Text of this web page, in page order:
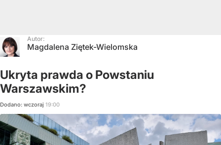
Autor:
Magdalena Ziętek-Wielomska
Ukryta prawda o Powstaniu
Warszawskim?
Dodano: wczoraj 19:00